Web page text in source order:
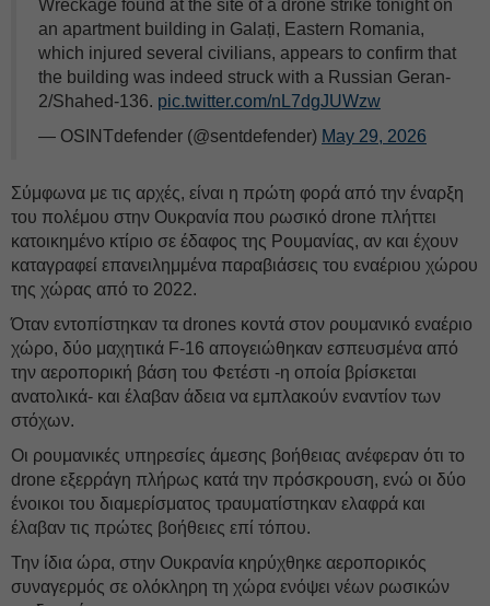
Wreckage found at the site of a drone strike tonight on
an apartment building in Galați, Eastern Romania,
which injured several civilians, appears to confirm that
the building was indeed struck with a Russian Geran-
2/Shahed-136. pic.twitter.com/nL7dgJUWzw
— OSINTdefender (@sentdefender) May 29, 2026
Σύμφωνα με τις αρχές, είναι η πρώτη φορά από την έναρξη
του πολέμου στην Ουκρανία που ρωσικό drone πλήττει
κατοικημένο κτίριο σε έδαφος της Ρουμανίας, αν και έχουν
καταγραφεί επανειλημμένα παραβιάσεις του εναέριου χώρου
της χώρας από το 2022.
Όταν εντοπίστηκαν τα drones κοντά στον ρουμανικό εναέριο
χώρο, δύο μαχητικά F-16 απογειώθηκαν εσπευσμένα από
την αεροπορική βάση του Φετέστι -η οποία βρίσκεται
ανατολικά- και έλαβαν άδεια να εμπλακούν εναντίον των
στόχων.
Οι ρουμανικές υπηρεσίες άμεσης βοήθειας ανέφεραν ότι το
drone εξερράγη πλήρως κατά την πρόσκρουση, ενώ οι δύο
ένοικοι του διαμερίσματος τραυματίστηκαν ελαφρά και
έλαβαν τις πρώτες βοήθειες επί τόπου.
Την ίδια ώρα, στην Ουκρανία κηρύχθηκε αεροπορικός
συναγερμός σε ολόκληρη τη χώρα ενόψει νέων ρωσικών